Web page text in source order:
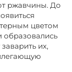
ржавчины. До
цветом
образовались
их,